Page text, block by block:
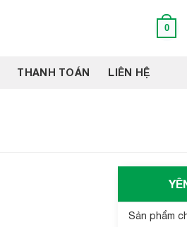
0
THANH TOÁN LIÊN HỆ
Sản phẩm